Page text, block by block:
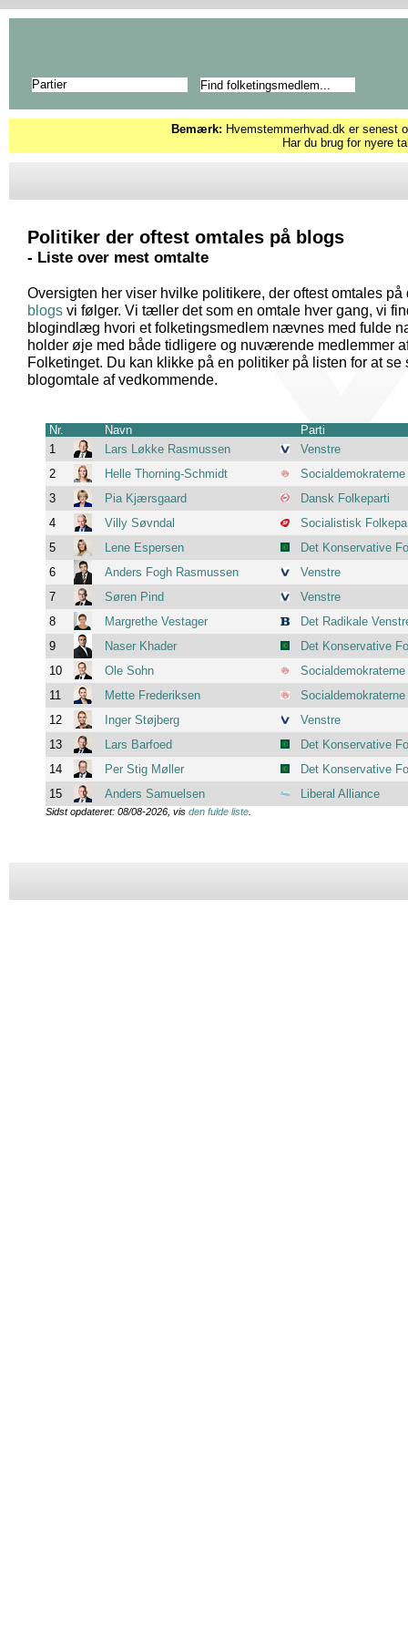
Partier
Bemærk: Hvemstemmerhvad.dk er senest
Har du brug for nyere
Politiker der oftest omtales på blogs
- Liste over mest omtalte
Oversigten her viser hvilke politikere, der oftest omtales
blogs vi følger. Vi tæller det som en omtale hver gang, vi
blogindlæg hvori et folketingsmedlem nævnes med fulde
holder øje med både tidligere og nuværende medlemmer
Folketinget. Du kan klikke på en politiker på listen for at se
blogomtale af vedkommende.
Nr. Navn
Parti
1
Lars Løkke Rasmussen
Venstre
2
Helle Thorning-Schmidt
Socialdemokraterne
3
Pia Kjærsgaard
Dansk Folkeparti
4
Villy Søvndal
Socialistisk
5
Lene Espersen
Det Konservative
6
Anders Fogh Rasmussen
Venstre
7
Søren Pind
Venstre
8
Margrethe Vestager
Det Radikale
9
Naser Khader
Det Konservative
10
Ole Sohn
Socialdemokraterne
11
Mette Frederiksen
Socialdemokraterne
12
Inger Støjberg
Venstre
13
Lars Barfoed
Det Konservative
14
Per Stig Møller
Det Konservative
15
Anders Samuelsen Liberal Alliance
Sidst opdateret: 08/08-2026, vis den fulde liste